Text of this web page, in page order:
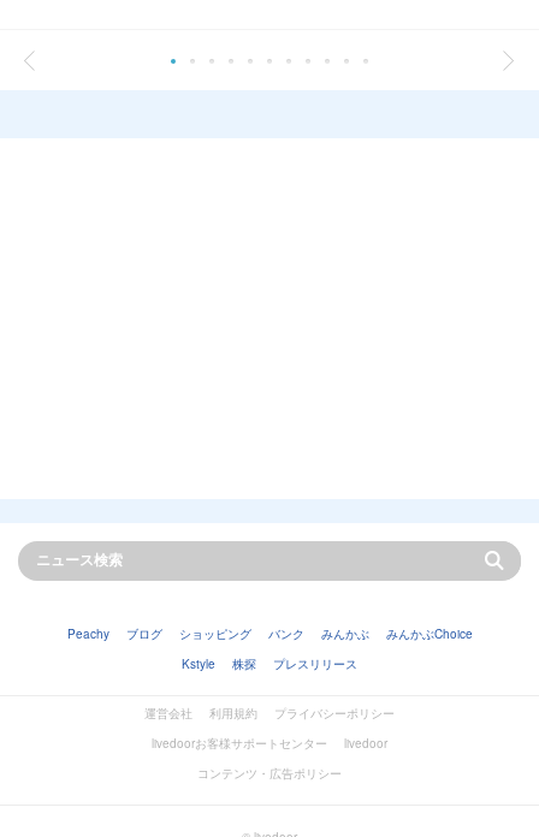
Peachy ブログ ショッピング バンク みんかぶ
みんかぶChoice
Kstyle
株探 プレスリリース
運営会社 利用規約
プライバシーポリシー
livedoorお客様サポートセンター
livedoor
コンテンツ・広告ポリシー